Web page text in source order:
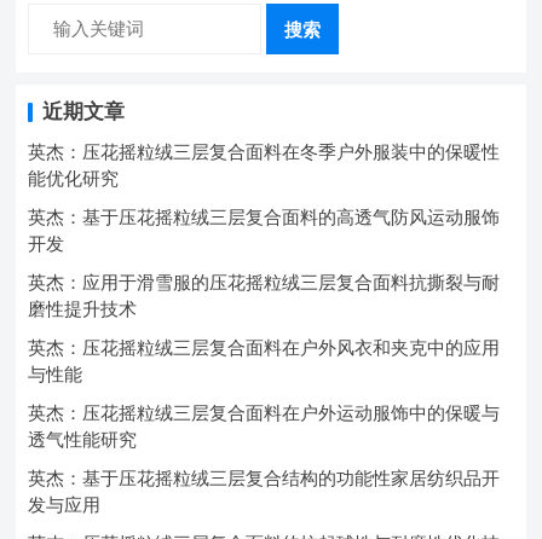
搜索
近期文章
英杰：压花摇粒绒三层复合面料在冬季户外服装中的保暖性
能优化研究
英杰：基于压花摇粒绒三层复合面料的高透气防风运动服饰
开发
英杰：应用于滑雪服的压花摇粒绒三层复合面料抗撕裂与耐
磨性提升技术
英杰：压花摇粒绒三层复合面料在户外风衣和夹克中的应用
与性能
英杰：压花摇粒绒三层复合面料在户外运动服饰中的保暖与
透气性能研究
英杰：基于压花摇粒绒三层复合结构的功能性家居纺织品开
发与应用